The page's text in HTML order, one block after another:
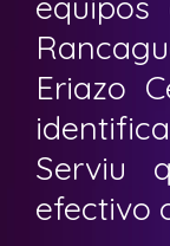
Eriazo
Serviu
efectivo